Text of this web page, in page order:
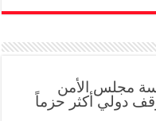
مجلس الأمن
دولي أكثر حزماً